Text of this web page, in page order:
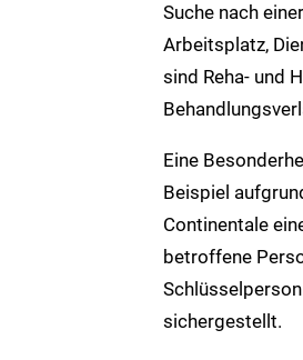
Suche nach
Arbeitsplatz,
sind Reha- und
Eine
Beispiel
Continentale
betroffene
sichergestellt.